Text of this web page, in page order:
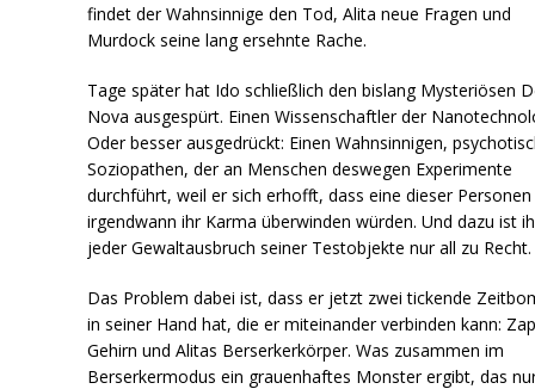
findet der Wahnsinnige den Tod, Alita neue Fragen und
Murdock seine lang ersehnte Rache.
Tage später hat Ido schließlich den bislang Mysteriösen
Nova ausgespürt. Einen Wissenschaftler der
Oder besser ausgedrückt: Einen Wahnsinnigen,
Soziopathen, der an Menschen deswegen Experimente
durchführt, weil er sich erhofft, dass eine dieser Personen
irgendwann ihr Karma überwinden würden. Und dazu ist
jeder Gewaltausbruch seiner Testobjekte nur all zu Recht.
Das Problem dabei ist, dass er jetzt zwei tickende
in seiner Hand hat, die er miteinander verbinden kann:
Gehirn und Alitas Berserkerkörper. Was zusammen im
Berserkermodus ein grauenhaftes Monster ergibt, das